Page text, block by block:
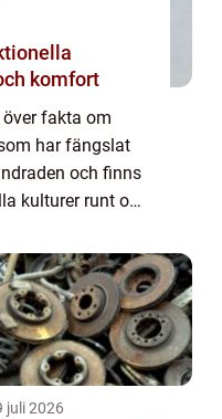
komfort
fakta om
har fängslat
och finns
kulturer runt om
och m...
juli 2026